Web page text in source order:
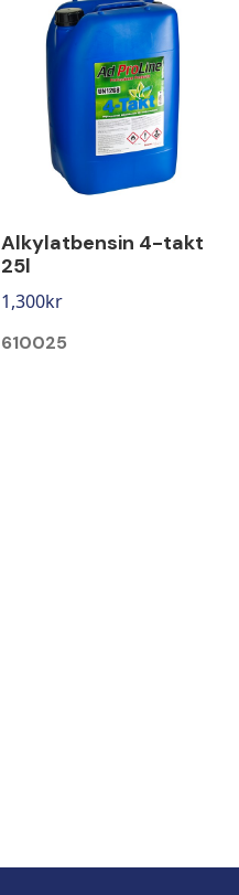
Alkylatbensin 4-takt
25l
1,300kr
610025